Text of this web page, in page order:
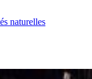
naturelles